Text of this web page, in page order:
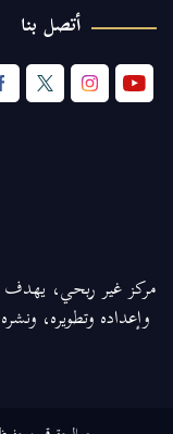
أتصل بنا
مركز غير ربحي، يهدف
وإعداده وتطويره،